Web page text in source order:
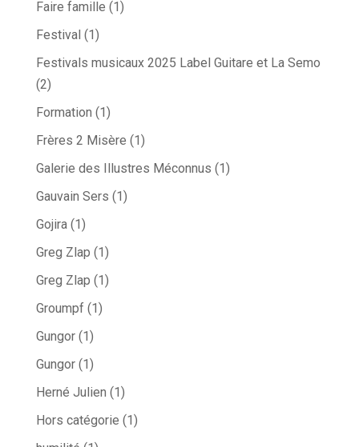
Faire famille (1)
Festival (1)
Festivals musicaux 2025 Label Guitare et La Semo
(2)
Formation (1)
Frères 2 Misère (1)
Galerie des Illustres Méconnus (1)
Gauvain Sers (1)
Gojira(1)
Greg Zlap (1)
Greg Zlap (1)
Groumpf (1)
Gungor(1)
Gungor(1)
Herné Julien (1)
Hors catégorie (1)